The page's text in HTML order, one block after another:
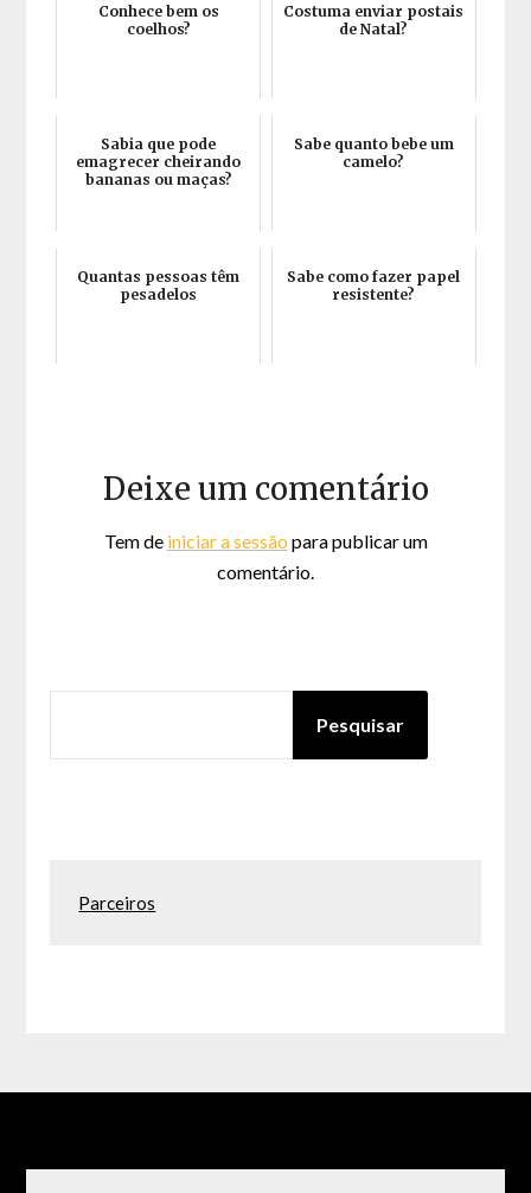
Conhece bem os
coelhos?
Costuma enviar postais
de Natal?
Sabia que pode
emagrecer cheirando
bananas ou maças?
Sabe quanto bebe um
camelo?
Quantas pessoas têm
pesadelos
Sabe como fazer papel
resistente?
Deixe um comentário
Tem de iniciar a sessão para publicar um
comentário.
Pesquisar
Parceiros